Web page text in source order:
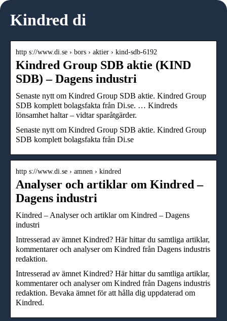
Kindred di
http s://www.di.se › bors › aktier › kind-sdb-6192
Kindred Group SDB aktie (KIND
SDB) – Dagens industri
Senaste nytt om Kindred Group SDB aktie. Kindred Group
SDB komplett bolagsfakta från Di.se. … Kindreds
lönsamhet haltar – vidtar sparåtgärder.
Senaste nytt om Kindred Group SDB aktie. Kindred Group
SDB komplett bolagsfakta från Di.se
http s://www.di.se › amnen › kindred
Analyser och artiklar om Kindred –
Dagens industri
Kindred – Analyser och artiklar om Kindred – Dagens
industri
Intresserad av ämnet Kindred? Här hittar du samtliga artiklar,
kommentarer och analyser om Kindred från Dagens industris
redaktion.
Intresserad av ämnet Kindred? Här hittar du samtliga artiklar,
kommentarer och analyser om Kindred från Dagens industris
redaktion. Bevaka ämnet för att hålla dig uppdaterad om
Kindred.